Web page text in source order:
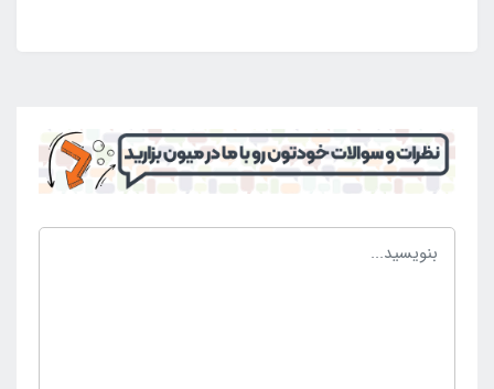
کردن این محصول از کپسول های استوانه ای گاز استفاده
می شود. بدنه این محصول مقاومت زیادی دارد و از جنس
بالایی دارد و تا سال ها نیاز به خرید مجدد نخواهید داشت.